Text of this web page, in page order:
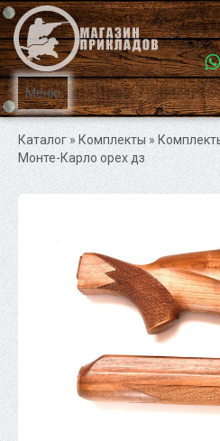
Меню
Каталог» Комплекты »
Монте-Карло орех дз